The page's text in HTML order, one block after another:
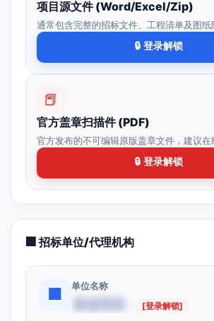
项目源文件 (Word/Excel/Zip)
通常包含完整的招标文件、工程清单及图纸
🔒 登录解锁
📕
官方盖章扫描件 (PDF)
官方发布的不可编辑原版盖章文件，建议在
🔒 登录解锁
🏢 招标单位/代理机构
🏢
单位名称
[登录解锁]